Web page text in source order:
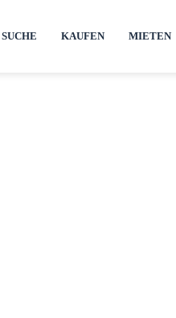
SUCHE KAUFEN MIETEN